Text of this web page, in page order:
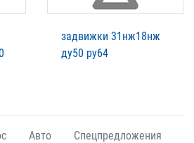
задвижки 31нж18нж
ду50 ру64
Авто Спецпредложения